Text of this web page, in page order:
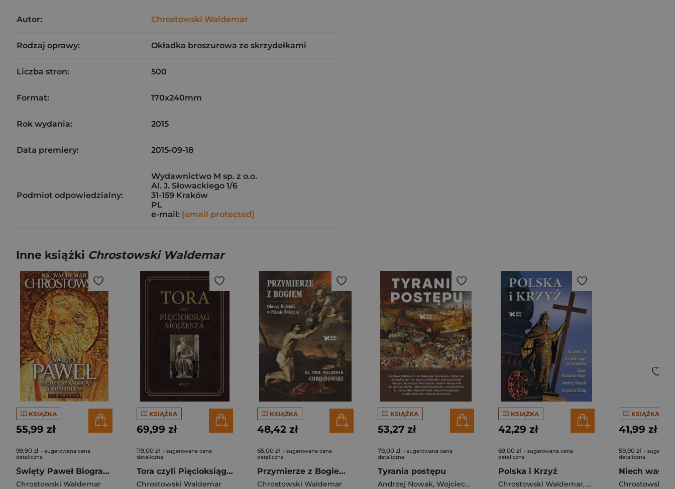
Autor: Chrostowski Waldemar
Rodzaj oprawy: Okładka broszurowa ze skrzydełkami
Liczba stron: 500
Format: 170x240mm
Rok wydania: 2015
Data premiery: 2015-09-18
Podmiot odpowiedzialny:
Wydawnictwo M sp. z o.o.
Al. J. Słowackiego 1/6
31-159 Kraków
PL
e-mail: [email protected]
Inne książki Chrostowski Waldemar
KSIĄŻKA
55,99 zł
99,90 zł - sugerowana cena
detaliczna
Święty Paweł Biografia
Chrostowski Waldemar
KSIĄŻKA
69,99 zł
119,00 zł - sugerowana cena
detaliczna
Tora czyli Pięcioksiąg Mojżesza
Chrostowski Waldemar
KSIĄŻKA
48,42 zł
65,00 zł - sugerowana cena
detaliczna
Przymierze z Bogiem Obrazy Kościoła w Piśmie Świętym
Chrostowski Waldemar
KSIĄŻKA
53,27 zł
79,00 zł - sugerowana cena
detaliczna
Tyrania postępu
Andrzej Nowak, Wojciech Roszkowski ,Aleksander Nalaskowski Chrostowski
KSIĄŻKA
42,29 zł
69,00 zł - sugerowana cena
detaliczna
Polska i Krzyż
Chrostowski Waldemar, Andrzej Nowak,Ożóg
KSIĄŻKA
41,99 zł
59,90 zł -
detaliczna
Chrostowski